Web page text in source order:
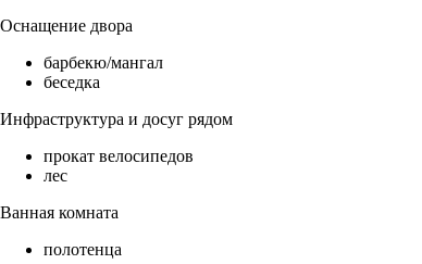
Оснащение двора
барбекю/мангал
беседка
Инфраструктура и досуг рядом
прокат велосипедов
лес
Ванная комната
полотенца